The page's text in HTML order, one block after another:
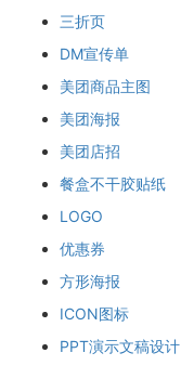
三折页
DM宣传单
美团商品主图
美团海报
美团店招
餐盒不干胶贴纸
LOGO
优惠券
方形海报
ICON图标
PPT演示文稿设计